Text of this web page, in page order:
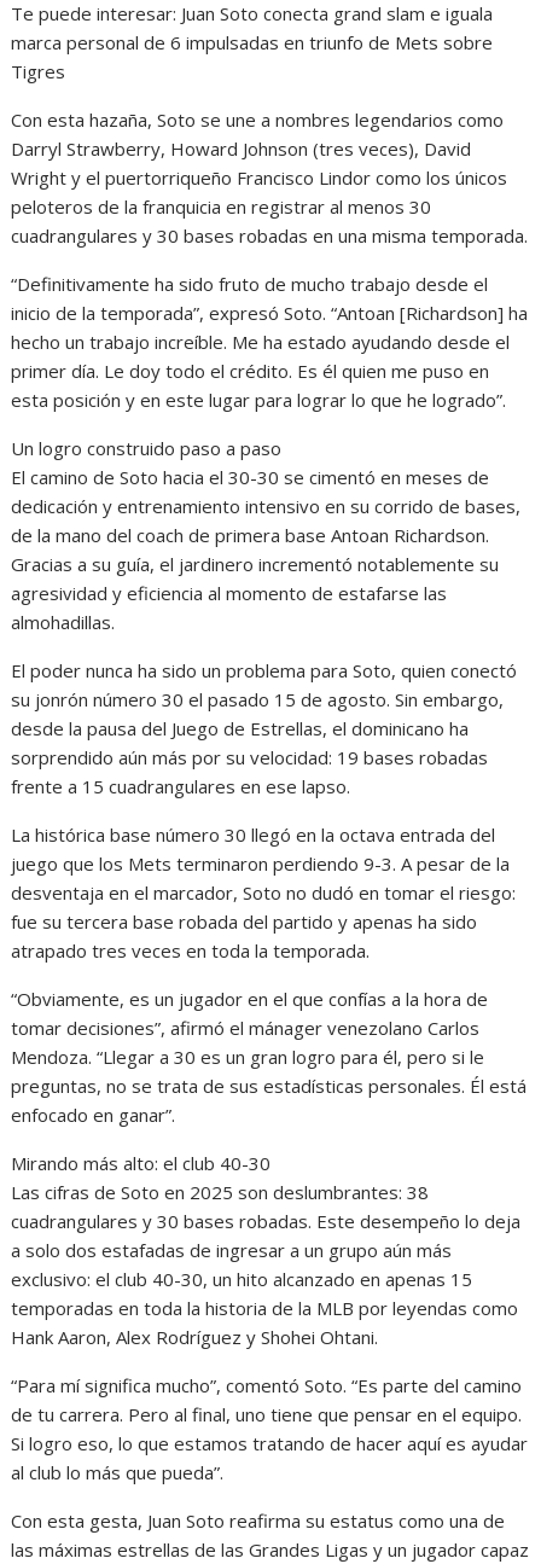
Te puede interesar: Juan Soto conecta grand slam e iguala
marca personal de 6 impulsadas en triunfo de Mets sobre
Tigres
Con esta hazaña, Soto se une a nombres legendarios como
Darryl Strawberry, Howard Johnson (tres veces), David
Wright y el puertorriqueño Francisco Lindor como los únicos
peloteros de la franquicia en registrar al menos 30
cuadrangulares y 30 bases robadas en una misma temporada.
“Definitivamente ha sido fruto de mucho trabajo desde el
inicio de la temporada”, expresó Soto. “Antoan [Richardson] ha
hecho un trabajo increíble. Me ha estado ayudando desde el
primer día. Le doy todo el crédito. Es él quien me puso en
esta posición y en este lugar para lograr lo que he logrado”.
Un logro construido paso a paso
El camino de Soto hacia el 30-30 se cimentó en meses de
dedicación y entrenamiento intensivo en su corrido de bases,
de la mano del coach de primera base Antoan Richardson.
Gracias a su guía, el jardinero incrementó notablemente su
agresividad y eficiencia al momento de estafarse las
almohadillas.
El poder nunca ha sido un problema para Soto, quien conectó
su jonrón número 30 el pasado 15 de agosto. Sin embargo,
desde la pausa del Juego de Estrellas, el dominicano ha
sorprendido aún más por su velocidad: 19 bases robadas
frente a 15 cuadrangulares en ese lapso.
La histórica base número 30 llegó en la octava entrada del
juego que los Mets terminaron perdiendo 9-3. A pesar de la
desventaja en el marcador, Soto no dudó en tomar el riesgo:
fue su tercera base robada del partido y apenas ha sido
atrapado tres veces en toda la temporada.
“Obviamente, es un jugador en el que confías a la hora de
tomar decisiones”, afirmó el mánager venezolano Carlos
Mendoza. “Llegar a 30 es un gran logro para él, pero si le
preguntas, no se trata de sus estadísticas personales. Él está
enfocado en ganar”.
Mirando más alto: el club 40-30
Las cifras de Soto en 2025 son deslumbrantes: 38
cuadrangulares y 30 bases robadas. Este desempeño lo deja
a solo dos estafadas de ingresar a un grupo aún más
exclusivo: el club 40-30, un hito alcanzado en apenas 15
temporadas en toda la historia de la MLB por leyendas como
Hank Aaron, Alex Rodríguez y Shohei Ohtani.
“Para mí significa mucho”, comentó Soto. “Es parte del camino
de tu carrera. Pero al final, uno tiene que pensar en el equipo.
Si logro eso, lo que estamos tratando de hacer aquí es ayudar
al club lo más que pueda”.
Con esta gesta, Juan Soto reafirma su estatus como una de
las máximas estrellas de las Grandes Ligas y un jugador capaz